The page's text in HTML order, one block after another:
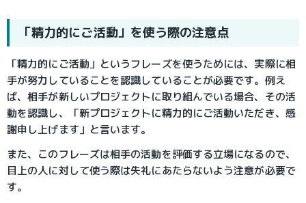
「精力的にご活動」を使う際の注意点
「精力的にご活動」というフレーズを使うためには、実際に相
手が努力していることを認識していることが必要です。例え
ば、相手が新しいプロジェクトに取り組んでいる場合、その活
動を認識し、「新プロジェクトに精力的にご活動いただき、感
謝申し上げます」と言います。
また、このフレーズは相手の活動を評価する立場になるので、
目上の人に対して使う際は失礼にあたらないよう注意が必要で
す。